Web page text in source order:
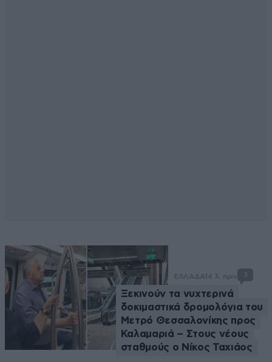
ΕΛΛΑΔΑ 14 λ. πριν 3
Ξεκινούν τα νυχτερινά
δοκιμαστικά δρομολόγια του
Μετρό Θεσσαλονίκης προς
Καλαμαριά – Στους νέους
σταθμούς ο Νίκος Ταχιάος